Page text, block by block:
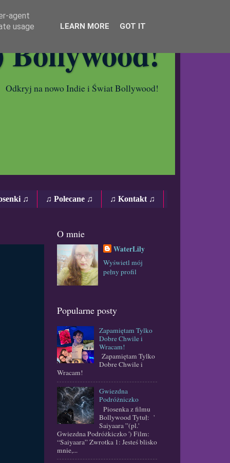
Bollywood!
Odkryj na nowo Indie i Świat Bollywood!
♫ ♫ Polecane ♫ ♫ Kontakt ♫
O mnie
WaterLily
Wyświetl mój
pełny profil
Popularne posty
Zapamiętam Tylko
Dobre Chwile i
Wracam!
Zapamiętam Tylko
Dobre Chwile i
Wracam!
Gwiezdna
Podróżniczko
Piosenka z filmu
Bollywood Tytuł: '
Saiyaara ”(pl.'
Gwiezdna Podróżkiczko ') Film:
“Saiyaara” Zwrotka 1: Jesteś blisko
mnie,...
agent
usage
LEARN MORE GOT IT